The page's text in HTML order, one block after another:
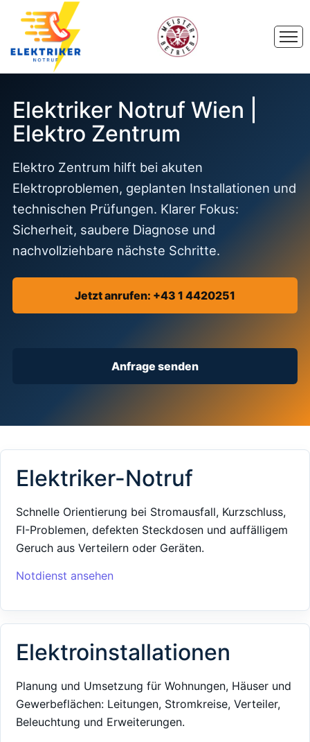
Elektriker Notruf Wien |
Elektro Zentrum
Elektro Zentrum hilft bei akuten
Elektroproblemen, geplanten Installationen und
technischen Prüfungen. Klarer Fokus:
Sicherheit, saubere Diagnose und
nachvollziehbare nächste Schritte.
Jetzt anrufen: +43 1 4420251
Anfrage senden
Elektriker-Notruf
Schnelle Orientierung bei Stromausfall, Kurzschluss,
FI-Problemen, defekten Steckdosen und auffälligem
Geruch aus Verteilern oder Geräten.
Notdienst ansehen
Elektroinstallationen
Planung und Umsetzung für Wohnungen, Häuser und
Gewerbeflächen: Leitungen, Stromkreise, Verteiler,
Beleuchtung und Erweiterungen.